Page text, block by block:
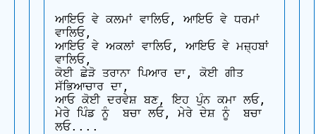
ਆਇਓ ਵੇ ਕਲਮਾਂ ਵਾਲਿਓ, ਆਇਓ ਵੇ ਧਰਮਾਂ
ਵਾਲਿਓ,
ਆਇਓ ਵੇ ਅਕਲਾਂ ਵਾਲਿਓ, ਆਇਓ ਵੇ ਮਜ਼੍ਹਬਾਂ
ਵਾਲਿਓ,
ਕੋਈ ਛੇੜੋ ਤਰਾਨਾ ਪਿਆਰ ਦਾ, ਕੋਈ ਗੀਤ
ਸੱਭਿਆਚਾਰ ਦਾ,
ਆਓ ਕੋਈ ਦਰਵੇਸ਼ ਬਣ, ਇਹ ਪੁੰਨ ਕਮਾ ਲਓ,
ਮੇਰੇ ਪਿੰਡ ਨੂੰ  ਬਚਾ ਲਓ, ਮੇਰੇ ਦੇਸ਼ ਨੂੰ  ਬਚਾ
ਲਓ....